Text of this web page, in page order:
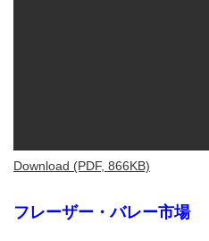
Download (PDF, 866KB)
フレーザー・バレー市場